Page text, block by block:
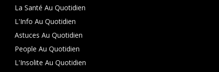
La Santé Au Quotidien
L'Info Au Quotidien
Astuces Au Quotidien
People Au Quotidien
L'Insolite Au Quotidien